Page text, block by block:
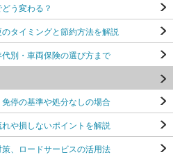
う変わる？
タイミングと節約方法を解説
別・車両保険の選び方まで
停の基準や処分なしの場合
や損しないポイントを解説
、ロードサービスの活用法